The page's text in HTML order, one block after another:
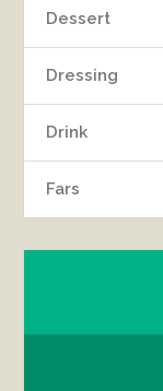
Dessert
Dressing
Drink
Fars